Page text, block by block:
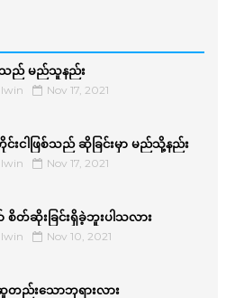
ည် မည်သူနည်း
lwin Nov 17, 2021
းငါဖြစ်သည် ဆိုခြင်းမှာ မည်သို့နည်း
lwin Nov 17, 2021
တ်ဆိုးခြင်းရှိခဲ့ဘူးပါသလား
lwin Nov 10, 2021
ည်းသောဘုရားလား